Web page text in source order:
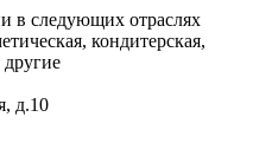
в следующих отраслях
кондитерская,
д.10